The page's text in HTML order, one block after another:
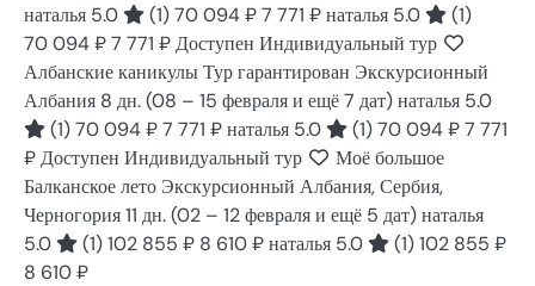
наталья 5.0
(1)70 094 ₽7 771 ₽наталья 5.0
(1)
70 094 ₽7 771 ₽Доступен Индивидуальный тур
Албанские каникулы Тур гарантирован Экскурсионный
Албания 8 дн.(08 – 15 февраля и ещё 7 дат)наталья 5.0
(1)70 094 ₽7 771 ₽наталья 5.0 (1)70 094 ₽7 771
₽Доступен Индивидуальный тур
Моё большое
Балканское лето Экскурсионный Албания, Сербия,
Черногория11 дн.(02 – 12 февраля и ещё 5 дат)наталья
5.0
(1)102 855 ₽ 8 610 ₽наталья 5.0 (1)102 855 ₽
8 610 ₽